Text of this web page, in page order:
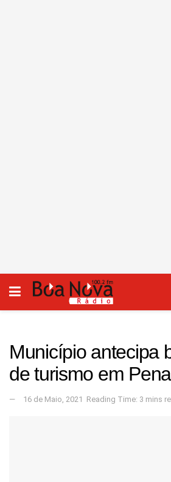
Município antecipa
de turismo em
16 de Maio, 2021 Reading Time: 3 mins